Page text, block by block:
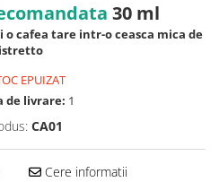
30 ml
cafea tare intr-o ceasca mica de
EPUIZAT
de livrare: 1
CA01
Cere informatii